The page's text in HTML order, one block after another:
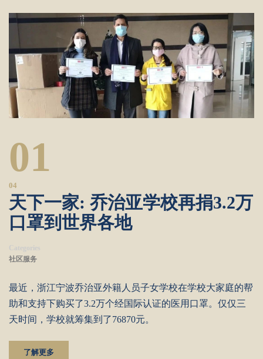
01
04
天下一家: 乔治亚学校再捐3.2万
口罩到世界各地
Categories
社区服务
最近，浙江宁波乔治亚外籍人员子女学校在学校大家庭的帮
助和支持下购买了3.2万个经国际认证的医用口罩。仅仅三
天时间，学校就筹集到了76870元。
了解更多